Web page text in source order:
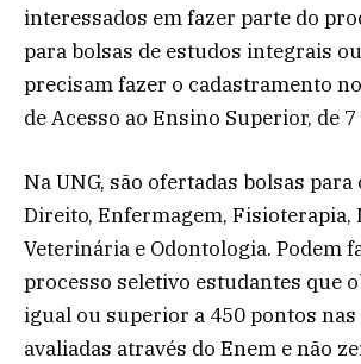
interessados em fazer parte do
para bolsas de estudos integrais
precisam fazer o cadastramento
de Acesso ao Ensino Superior, de
Na UNG, são ofertadas bolsas
Direito, Enfermagem, Fisioterapia,
Veterinária e Odontologia. Podem
processo seletivo estudantes que
igual ou superior a 450 pontos
avaliadas através do Enem e não